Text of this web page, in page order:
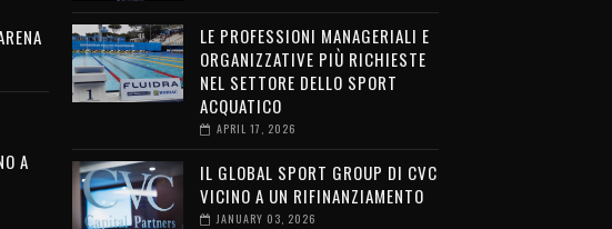
A
LE PROFESSIONI MANAGERIALI E
ORGANIZZATIVE PIÙ RICHIESTE
NEL SETTORE DELLO SPORT
ACQUATICO
APRIL 17, 2026
IL GLOBAL SPORT GROUP DI CVC
VICINO A UN RIFINANZIAMENTO
JANUARY 03, 2026